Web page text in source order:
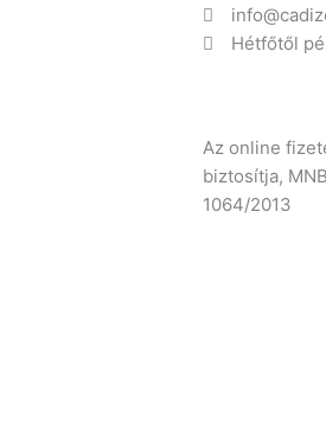
Hétfőtől
Az online
biztosítja,
1064/2013